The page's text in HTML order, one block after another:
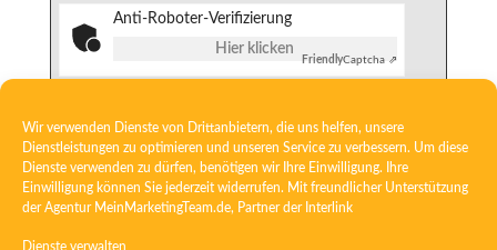
Wir verwenden Dienste von Drittanbietern, die uns helfen, unsere
Dienstleistungen zu optimieren und unseren Service zu verbessern. Um diese
Dienste verwenden zu dürfen, benötigen wir Ihre Einwilligung. Ihre
Einwilligung können Sie jederzeit widerrufen. Mit freundlicher Unterstützung
der Agentur MeinMarketingTeam.de, Partner der Interlink
Dienste verwalten
Anti-Roboter-Verifizierung
Hier klicken
FriendlyCaptcha ⇗